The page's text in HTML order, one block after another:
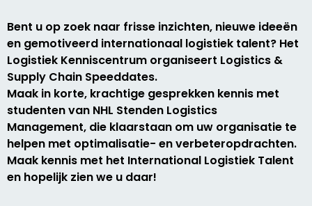
Bent u op zoek naar frisse inzichten, nieuwe ideeën
en gemotiveerd internationaal logistiek talent? Het
Logistiek Kenniscentrum organiseert Logistics &
Supply Chain Speeddates.
Maak in korte, krachtige gesprekken kennis met
studenten van NHL Stenden Logistics
Management, die klaarstaan om uw organisatie te
helpen met optimalisatie- en verbeteropdrachten.
Maak kennis met het International Logistiek Talent
en hopelijk zien we u daar!